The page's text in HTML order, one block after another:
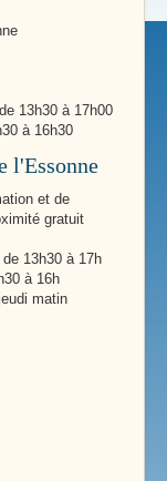
13h30 à 17h00
à 16h30
l'Essonne
et de
gratuit
13h30 à 17h
à 16h
matin